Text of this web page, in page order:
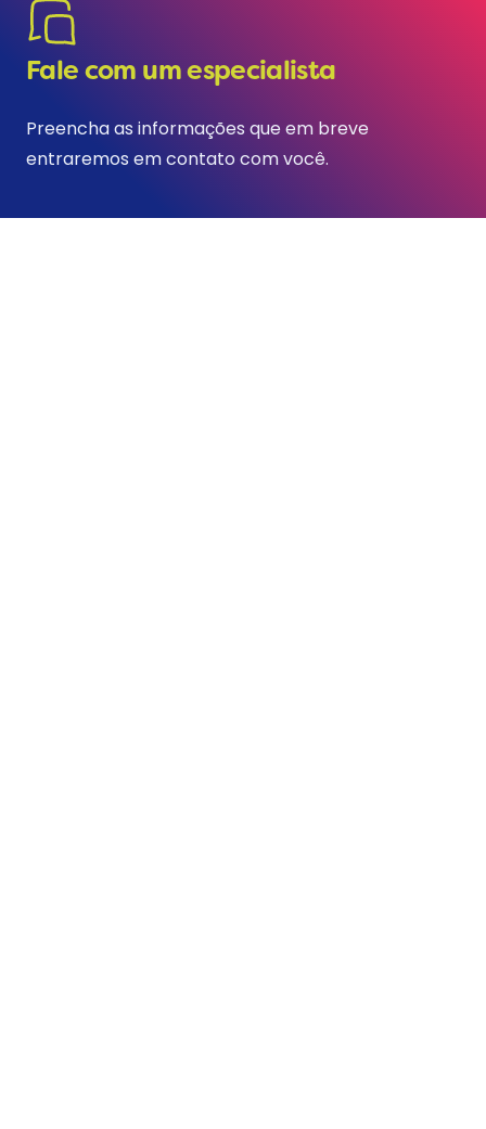
Fale com um especialista
Preencha as informações que em breve
entraremos em contato com você.